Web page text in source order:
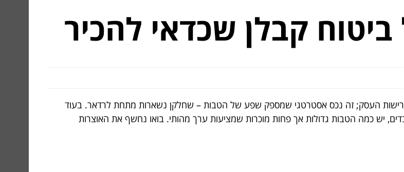
קבלן שכדאי להכיר
העסק; זה נכס אסטרטגי שמספק שפע של הטבות – שחלקן נשארות מתחת לרדאר. בעוד
יש כמה הטבות גדולות אך פחות מוכרות שמציעות ערך מהותי. בואו נחשף את האוצרות